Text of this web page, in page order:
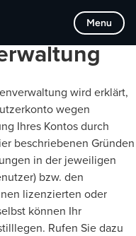
Menu
wird erklärt,
wegen
Ihres Kontos durch
beschriebenen Gründen
in der jeweiligen
bzw. den
lizenzierten oder
können Ihr
Rufen Sie dazu